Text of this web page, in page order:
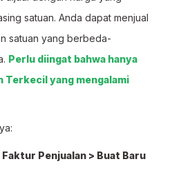
satuan. Anda dapat menjual
satuan yang berbeda-
Perlu diingat bahwa hanya
Terkecil yang mengalami
Penjualan > Buat Baru